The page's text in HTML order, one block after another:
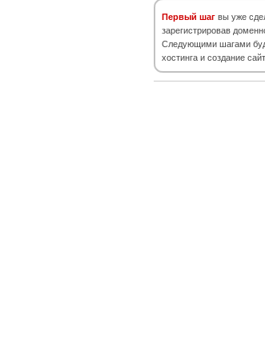
Первый шаг вы уже
зарегистрировав
Следующими шагами
хостинга и создание